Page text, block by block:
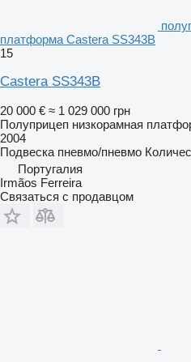
платформа Castera SS343B
15
Castera SS343B
20 000 € ≈ 1 029 000 грн
Полуприцеп низкорамная
2004
Подвеска пневмо/пневмо
Португалия
Irmãos Ferreira
Связаться с продавцом